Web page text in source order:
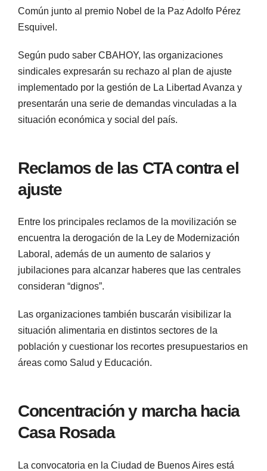
Común junto al premio Nobel de la Paz Adolfo Pérez
Esquivel.
Según pudo saber CBAHOY, las organizaciones
sindicales expresarán su rechazo al plan de ajuste
implementado por la gestión de La Libertad Avanza y
presentarán una serie de demandas vinculadas a la
situación económica y social del país.
Reclamos de las CTA contra el
ajuste
Entre los principales reclamos de la movilización se
encuentra la derogación de la Ley de Modernización
Laboral, además de un aumento de salarios y
jubilaciones para alcanzar haberes que las centrales
consideran “dignos”.
Las organizaciones también buscarán visibilizar la
situación alimentaria en distintos sectores de la
población y cuestionar los recortes presupuestarios en
áreas como Salud y Educación.
Concentración y marcha hacia
Casa Rosada
La convocatoria en la Ciudad de Buenos Aires está